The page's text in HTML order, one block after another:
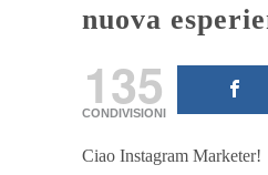
nuova
135
CONDIVISIONI
Ciao Instagram Marketer!